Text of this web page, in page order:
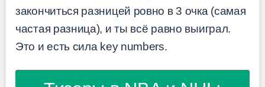
закончиться разницей ровно в 3 очка (самая
частая разница), и ты всё равно выиграл.
Это и есть сила key numbers.